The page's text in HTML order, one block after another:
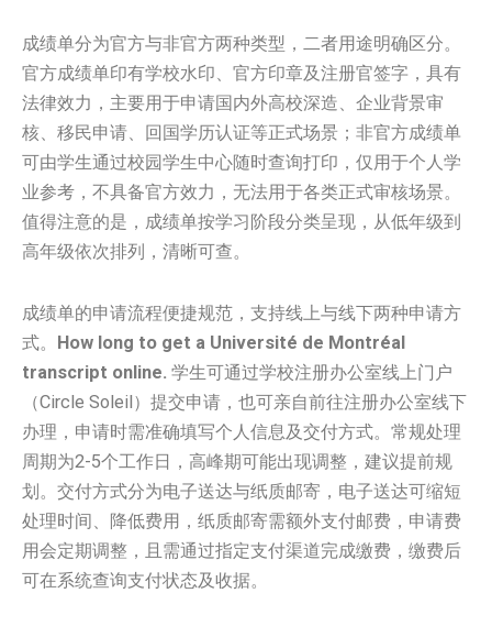
成绩单分为官方与非官方两种类型，二者用途明确区分。
官方成绩单印有学校水印、官方印章及注册官签字，具有
法律效力，主要用于申请国内外高校深造、企业背景审
核、移民申请、回国学历认证等正式场景；非官方成绩单
可由学生通过校园学生中心随时查询打印，仅用于个人学
业参考，不具备官方效力，无法用于各类正式审核场景。
值得注意的是，成绩单按学习阶段分类呈现，从低年级到
高年级依次排列，清晰可查。
成绩单的申请流程便捷规范，支持线上与线下两种申请方
式。 How long to get a Université de Montréal
transcript online. 学生可通过学校注册办公室线上门户
（Circle Soleil）提交申请，也可亲自前往注册办公室线下
办理，申请时需准确填写个人信息及交付方式。常规处理
周期为2-5个工作日，高峰期可能出现调整，建议提前规
划。交付方式分为电子送达与纸质邮寄，电子送达可缩短
处理时间、降低费用，纸质邮寄需额外支付邮费，申请费
用会定期调整，且需通过指定支付渠道完成缴费，缴费后
可在系统查询支付状态及收据。